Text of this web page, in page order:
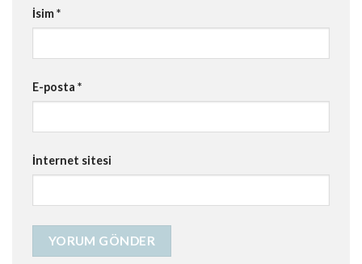
İsim*
E-posta *
İnternet sitesi